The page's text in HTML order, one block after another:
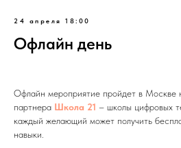
24 апреля 18:00
Офлайн день
Офлайн мероприятие пройдет в Москве
партнера Школа 21 – школы цифровых
каждый желающий может получить
навыки.